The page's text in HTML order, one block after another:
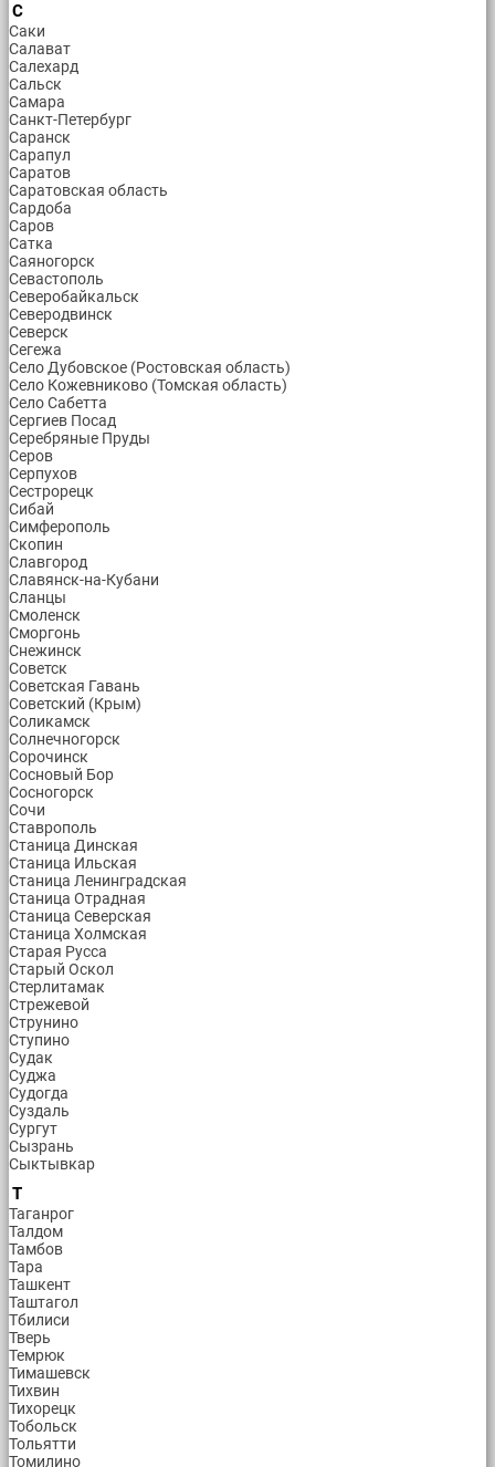
С
Саки
Салават
Салехард
Сальск
Самара
Санкт-Петербург
Саранск
Сарапул
Саратов
Саратовская область
Сардоба
Саров
Сатка
Саяногорск
Севастополь
Северобайкальск
Северодвинск
Северск
Сегежа
Село Дубовское (Ростовская область)
Село Кожевниково (Томская область)
Село Сабетта
Сергиев Посад
Серебряные Пруды
Серов
Серпухов
Сестрорецк
Сибай
Симферополь
Скопин
Славгород
Славянск-на-Кубани
Сланцы
Смоленск
Сморгонь
Снежинск
Советск
Советская Гавань
Советский (Крым)
Соликамск
Солнечногорск
Сорочинск
Сосновый Бор
Сосногорск
Сочи
Ставрополь
Станица Динская
Станица Ильская
Станица Ленинградская
Станица Отрадная
Станица Северская
Станица Холмская
Старая Русса
Старый Оскол
Стерлитамак
Стрежевой
Струнино
Ступино
Судак
Суджа
Судогда
Суздаль
Сургут
Сызрань
Сыктывкар
Т
Таганрог
Талдом
Тамбов
Тара
Ташкент
Таштагол
Тбилиси
Тверь
Темрюк
Тимашевск
Тихвин
Тихорецк
Тобольск
Тольятти
Томилино